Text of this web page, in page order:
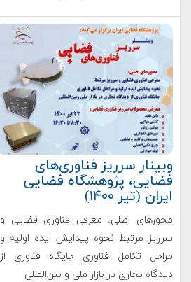
وبینار سرریز فناوری‌های
فضایی، پژوهشگاه فضایی
ایران (تیر ۱۴۰۰)
محورهای اصلی: معرفی فناوری فضایی و
سرریز مرتبط نحوه پیدایش ایده اولیه و
مراحل تکامل فناوری جایگاه فناوری از
دیدگاه تجاری در بازار ملی و بین‌المللی